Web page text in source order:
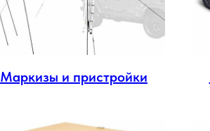
Маркизы и пристройки